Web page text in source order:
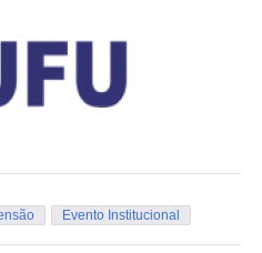
Evento Institucional